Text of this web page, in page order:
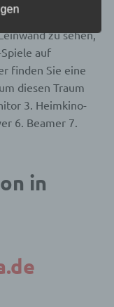
von uns nutzen
zu sehen,
auf
finden Sie eine
diesen Traum
3. Heimkino-
6. Beamer 7.
in
telefonisch, an
den
beim Erlass
(DS-GVO)
auch für
verwendeten